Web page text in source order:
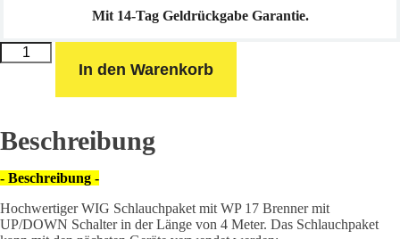
Mit 14-Tag Geldrückgabe Garantie.
Schlauchpaket
(4
m)
In den Warenkorb
Beschreibung
- Beschreibung -
Hochwertiger WIG Schlauchpaket mit WP 17 Brenner mit
UP/DOWN Schalter in der Länge von 4 Meter. Das Schlauchpaket